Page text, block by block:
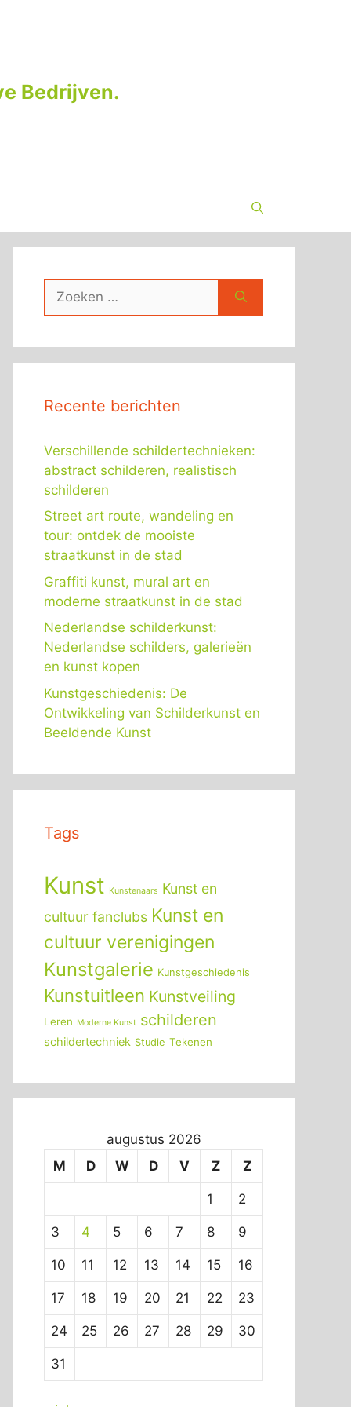
Bedrijven.
naar:
Recente berichten
Verschillende schildertechnieken:
abstract schilderen, realistisch
schilderen
Street art route, wandeling en
tour: ontdek de mooiste
straatkunst in de stad
Graffiti kunst, mural art en
moderne straatkunst in de stad
Nederlandse schilderkunst:
Nederlandse schilders, galerieën
en kunst kopen
Kunstgeschiedenis: De
Ontwikkeling van Schilderkunst en
Beeldende Kunst
Tags
Kunst Kunstenaars Kunst en
cultuur fanclubs Kunst en
cultuur verenigingen
Kunstgalerie Kunstgeschiedenis
Kunstuitleen Kunstveiling
Leren Moderne Kunst schilderen
schildertechniek Studie Tekenen
augustus 2026
M
D W D V Z Z
1 2
3 4 5 6 7 8 9
10 11 12 13 14 15 16
17 18 19 20 21 22 23
24 25 26 27 28 29 30
31